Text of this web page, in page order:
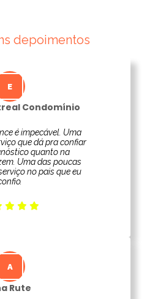
depoimentos
Condomínio
é impecável. Uma
que dá pra confiar
quanto na
Uma das poucas
no pais que eu
Rute